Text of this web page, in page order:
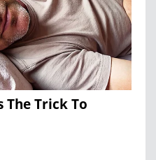
The Trick To